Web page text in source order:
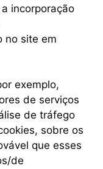
incorporação
no site em
exemplo,
de serviços
de tráfego
sobre os
que esses
de